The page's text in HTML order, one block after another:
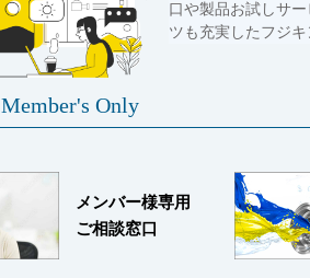
口や製品お試しサ
ツも充実したフジキ
Member's Only
メンバー様専用
ご相談窓口